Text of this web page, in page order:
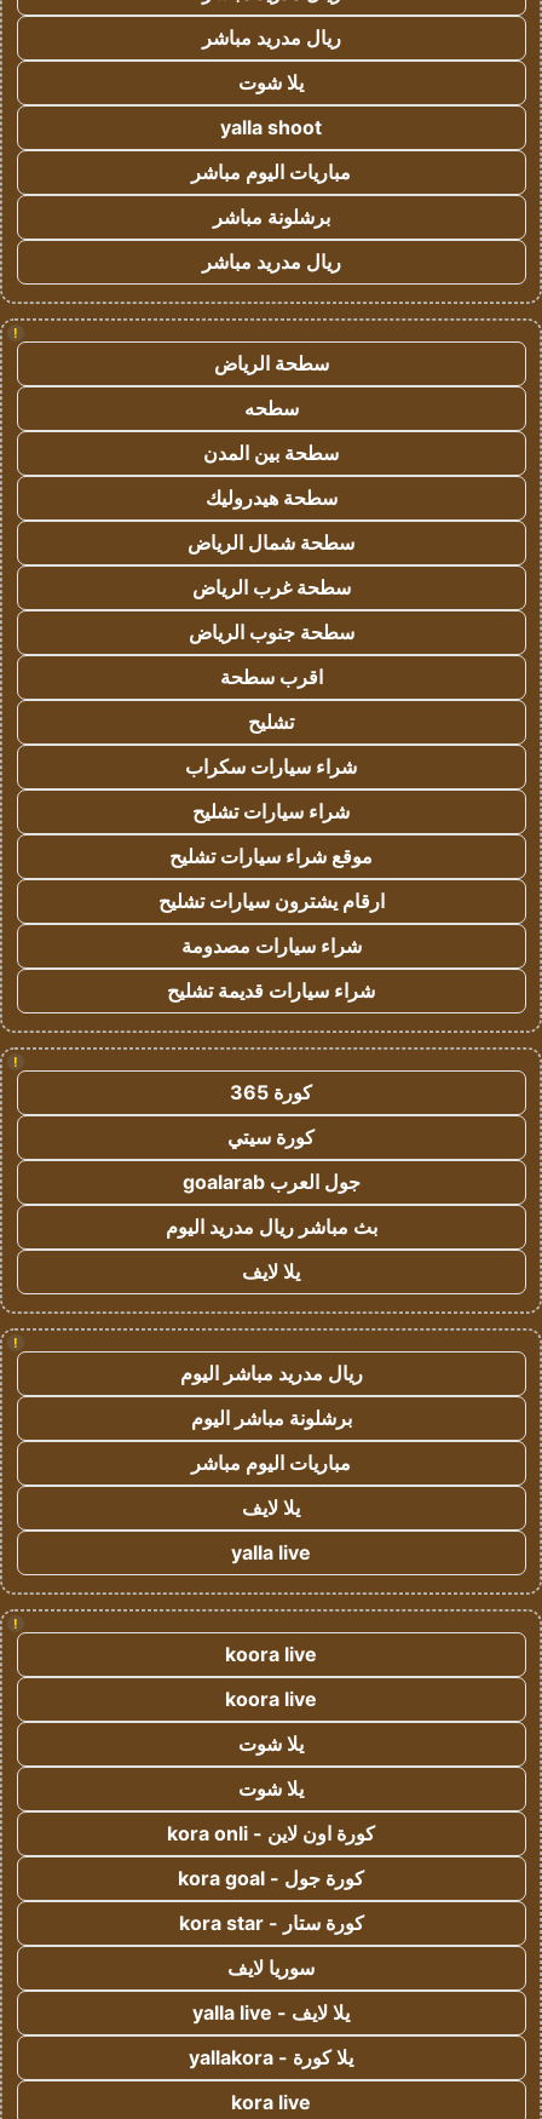
ريال مدريد مباشر
يلا شوت
yalla shoot
مباريات اليوم مباشر
برشلونة مباشر
ريال مدريد مباشر
!
سطحة الرياض
سطحه
سطحة بين المدن
سطحة هيدروليك
سطحة شمال الرياض
سطحة غرب الرياض
سطحة جنوب الرياض
اقرب سطحة
تشليح
شراء سيارات سكراب
شراء سيارات تشليح
موقع شراء سيارات تشليح
ارقام يشترون سيارات تشليح
شراء سيارات مصدومة
شراء سيارات قديمة تشليح
!
كورة 365
كورة سيتي
جول العرب goalarab
بث مباشر ريال مدريد اليوم
يلا لايف
!
ريال مدريد مباشر اليوم
برشلونة مباشر اليوم
مباريات اليوم مباشر
يلا لايف
yalla live
!
koora live
koora live
يلا شوت
يلا شوت
كورة اون لاين - kora onli
كورة جول - kora goal
كورة ستار - kora star
سوريا لايف
يلا لايف - yalla live
يلا كورة - yallakora
kora live